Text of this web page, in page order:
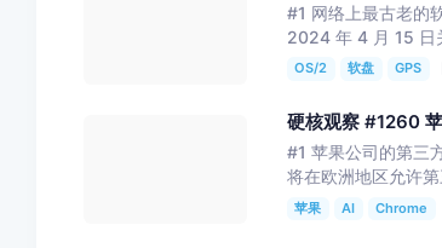
#1 网络上最古老的
2024 年 4 月 15 日
OS/2 软盘 GPS
硬核观察 #1260
#1 苹果公司的第三
将在欧洲地区允许
苹果 AI Chrome